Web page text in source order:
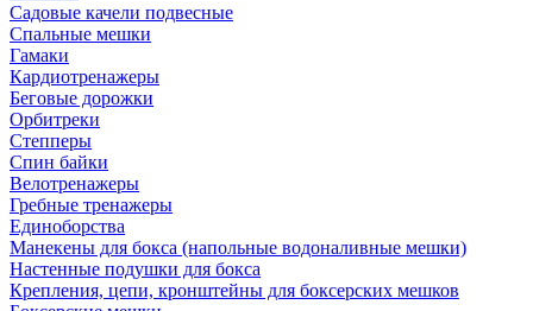
Садовые качели подвесные
Спальные мешки
Гамаки
Кардиотренажеры
Беговые дорожки
Орбитреки
Степперы
Спин байки
Велотренажеры
Гребные тренажеры
Единоборства
Манекены для бокса (напольные водоналивные мешки)
Настенные подушки для бокса
Крепления, цепи, кронштейны для боксерских мешков